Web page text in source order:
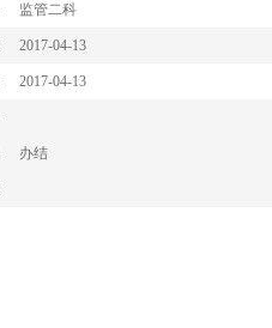
监管二科
2017-04-13
2017-04-13
办结